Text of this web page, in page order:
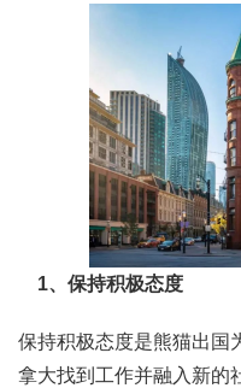
1、保持积极态度
保持积极态度是熊猫出国
拿大找到工作并融入新的